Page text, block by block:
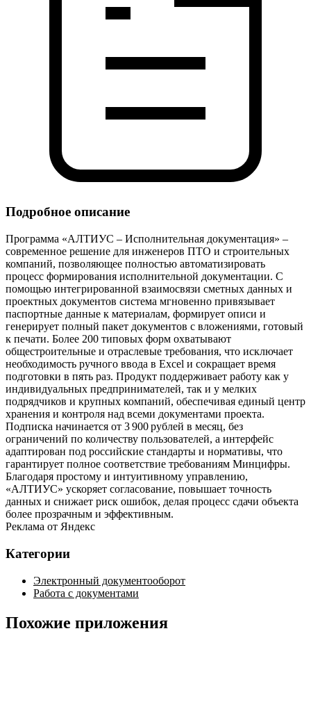
Подробное описание
Программа «АЛТИУС – Исполнительная документация» –
современное решение для инженеров ПТО и строительных
компаний, позволяющее полностью автоматизировать
процесс формирования исполнительной документации. С
помощью интегрированной взаимосвязи сметных данных и
проектных документов система мгновенно привязывает
паспортные данные к материалам, формирует описи и
генерирует полный пакет документов с вложениями, готовый
к печати. Более 200 типовых форм охватывают
общестроительные и отраслевые требования, что исключает
необходимость ручного ввода в Excel и сокращает время
подготовки в пять раз. Продукт поддерживает работу как у
индивидуальных предпринимателей, так и у мелких
подрядчиков и крупных компаний, обеспечивая единый центр
хранения и контроля над всеми документами проекта.
Подписка начинается от 3 900 рублей в месяц, без
ограничений по количеству пользователей, а интерфейс
адаптирован под российские стандарты и нормативы, что
гарантирует полное соответствие требованиям Минцифры.
Благодаря простому и интуитивному управлению,
«АЛТИУС» ускоряет согласование, повышает точность
данных и снижает риск ошибок, делая процесс сдачи объекта
более прозрачным и эффективным.
Реклама от Яндекс
Категории
Электронный документооборот
Работа с документами
Похожие приложения